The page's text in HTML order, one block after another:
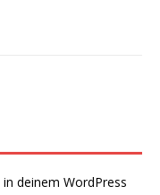
in deinem WordPress